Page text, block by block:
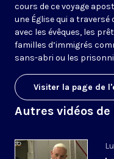
cours de ce voyage
une Église qui a
avec les évêques, les
familles d’immigrés
sans-abri ou les
Visiter la page de
Autres vidéos